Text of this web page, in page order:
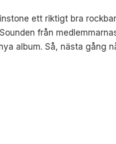
ett riktigt bra
från
album. Så, nästa gång